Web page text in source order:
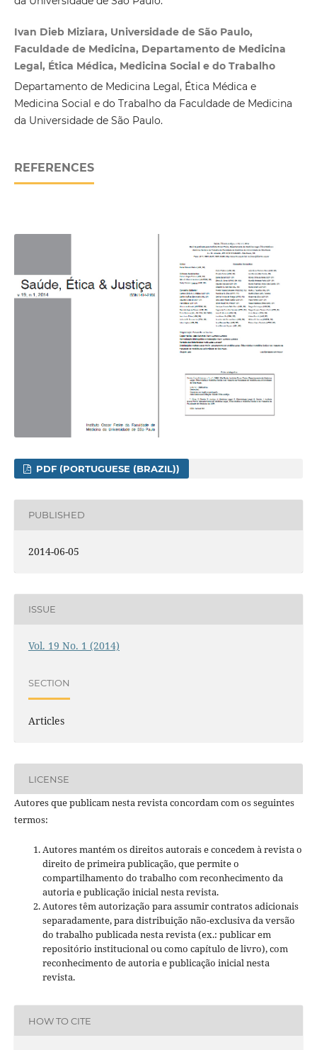
Ivan Dieb Miziara, Universidade de São Paulo,
Faculdade de Medicina, Departamento de Medicina
Legal, Ética Médica, Medicina Social e do Trabalho
Departamento de Medicina Legal, Ética Médica e
Medicina Social e do Trabalho da Faculdade de Medicina
da Universidade de São Paulo.
REFERENCES
PDF (PORTUGUESE (BRAZIL))
PUBLISHED
2014-06-05
ISSUE
Vol. 19 No. 1 (2014)
SECTION
Articles
LICENSE
Autores que publicam nesta revista concordam com os seguintes
termos:
Autores mantém os direitos autorais e concedem à revista o
direito de primeira publicação, que permite o
compartilhamento do trabalho com reconhecimento da
autoria e publicação inicial nesta revista.
Autores têm autorização para assumir contratos adicionais
separadamente, para distribuição não-exclusiva da versão
do trabalho publicada nesta revista (ex.: publicar em
repositório institucional ou como capítulo de livro), com
reconhecimento de autoria e publicação inicial nesta
revista.
HOW TO CITE